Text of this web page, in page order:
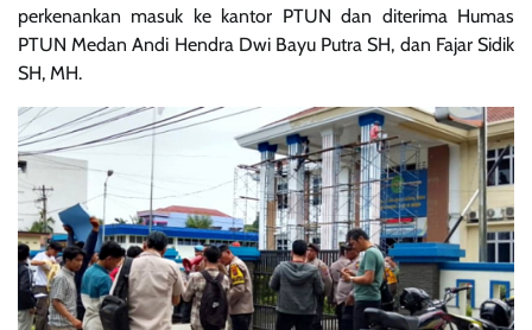
perkenankan masuk ke kantor PTUN dan diterima Humas
PTUN Medan Andi Hendra Dwi Bayu Putra SH, dan Fajar Sidik
SH, MH.